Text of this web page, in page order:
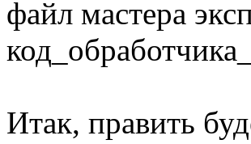
файл мастера
Итак, править